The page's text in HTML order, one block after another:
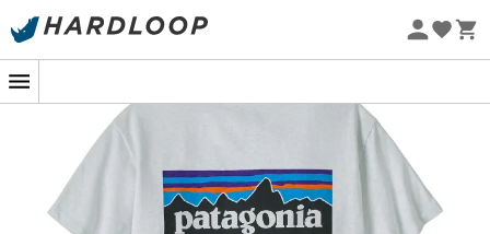
Promos d'été 🔥 -5 % EXTRA dès 2 produits* code Summer5
Eco-conçu